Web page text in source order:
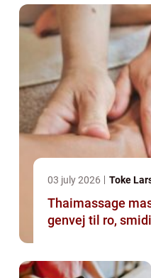
03 july 2026 Toke
Thaimassage
genvej til ro,